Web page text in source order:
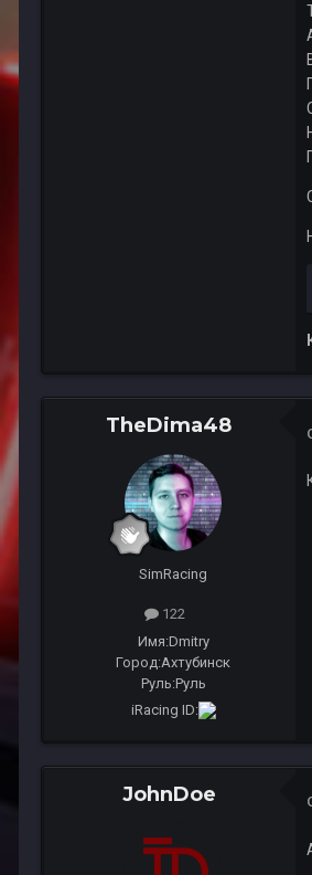
TheDima48
SimRacing
122
Имя:Dmitry
Город:Ахтубинск
Руль:Руль
iRacing ID:
JohnDoe